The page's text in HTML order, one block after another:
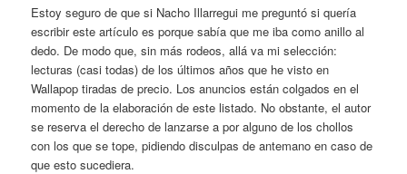
Estoy seguro de que si Nacho Illarregui me preguntó si quería
escribir este artículo es porque sabía que me iba como anillo al
dedo. De modo que, sin más rodeos, allá va mi selección:
lecturas (casi todas) de los últimos años que he visto en
Wallapop tiradas de precio. Los anuncios están colgados en el
momento de la elaboración de este listado. No obstante, el autor
se reserva el derecho de lanzarse a por alguno de los chollos
con los que se tope, pidiendo disculpas de antemano en caso de
que esto sucediera.